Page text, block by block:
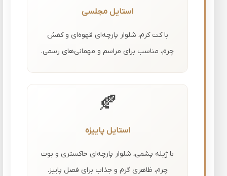
استایل مجلسی
با کت کرم، شلوار پارچه‌ای قهوه‌ای و کفش
چرم، مناسب برای مراسم و مهمانی‌های رسمی.
🍂
استایل پاییزه
با ژیله پشمی، شلوار پارچه‌ای خاکستری و بوت
چرم، ظاهری گرم و جذاب برای فصل پاییز.